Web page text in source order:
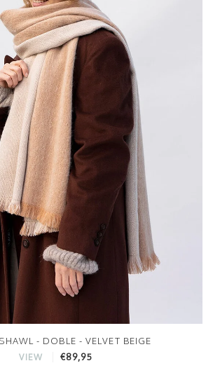
- DOBLE - VELVET BEIGE
VIEW €89,95